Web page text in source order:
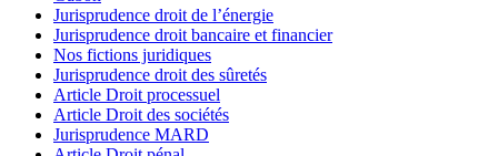
Jurisprudence droit de l’énergie
Jurisprudence droit bancaire et financier
Nos fictions juridiques
Jurisprudence droit des sûretés
Article Droit processuel
Article Droit des sociétés
Jurisprudence MARD